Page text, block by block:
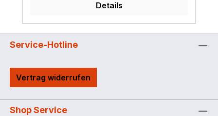
Details
Service-Hotline
Vertrag widerrufen
Shop Service